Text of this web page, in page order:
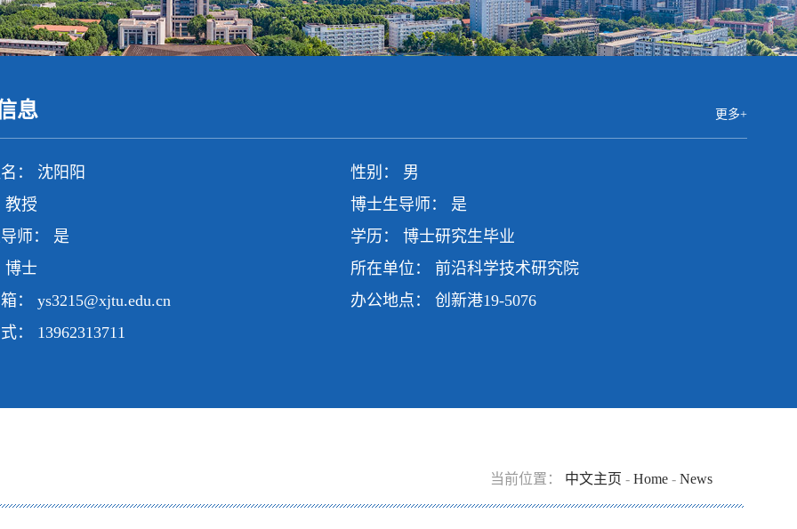
息 更多+
： 沈阳阳
性别： 男
教授
博士生导师： 是
师： 是
学历： 博士研究生毕业
博士
所在单位： 前沿科学技术研究院
： ys3215@xjtu.edu.cn
办公地点： 创新港19-5076
： 13962313711
当前位置： 中文主页 - Home - News